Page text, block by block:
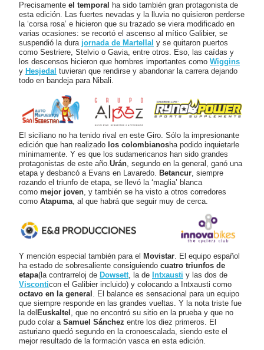
Precisamente el temporal ha sido también gran protagonista de
esta edición. Las fuertes nevadas y la lluvia no quisieron perderse
la ‘corsa rosa’ e hicieron que su trazado se viera modificado en
varias ocasiones: se recortó el ascenso al mítico Galibier, se
suspendió la dura jornada de Martellal y se quitaron puertos
como Sestriere, Stelvio o Gavia, entre otros. Eso, las caídas y
los descensos hicieron que hombres importantes como Wiggins
y Hesjedal tuvieran que rendirse y abandonar la carrera dejando
todo en bandeja para Nibali.
El siciliano no ha tenido rival en este Giro. Sólo la impresionante
edición que han realizado los colombianosha podido inquietarle
mínimamente. Y es que los sudamericanos han sido grandes
protagonistas de este año.Urán, segundo en la general, ganó una
etapa y desbancó a Evans en Lavaredo. Betancur, siempre
rozando el triunfo de etapa, se llevó la ‘maglia’ blanca
como mejor joven, y también se ha visto a otros corredores
como Atapuma, al que habrá que seguir muy de cerca.
Y mención especial también para el Movistar. El equipo español
ha estado de sobresaliente consiguiendo cuatro triunfos de
etapa(la contrarreloj de Dowsett, la de Intxausti y las dos de
Visconticon el Galibier incluido) y colocando a Intxausti como
octavo en la general . El balance es sensacional para un equipo
que siempre responde en las grandes vueltas. Y la nota triste fue
la del Euskaltel , que no encontró su sitio en la prueba y que no
pudo colar a Samuel Sánchez entre los diez primeros. El
asturiano quedó segundo en la cronoescalada, siendo este el
mejor resultado de la formación vasca en esta edición.